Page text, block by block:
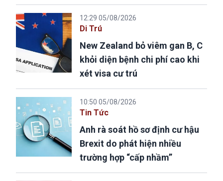
12:29 05/08/2026
Di Trú
New Zealand bỏ viêm gan B, C
khỏi diện bệnh chi phí cao khi
xét visa cư trú
10:50 05/08/2026
Tin Tức
Anh rà soát hồ sơ định cư hậu
Brexit do phát hiện nhiều
trường hợp “cấp nhầm”